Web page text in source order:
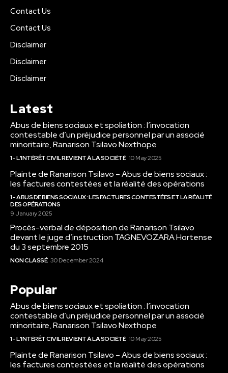
Contact Us
Contact Us
Disclaimer
Disclaimer
Disclaimer
Latest
Abus de biens sociaux et spoliation : l’invocation
contestable d’un préjudice personnel par un associé
minoritaire, Ranarison Tsilavo Nexthope
1 - L'INTÉRÊT CIVIL REVIENT À LA SOCIÉTÉ 10 May 2025
Plainte de Ranarison Tsilavo – Abus de biens sociaux :
les factures contestées et la réalité des opérations
1 - ABUS DE BIENS SOCIAUX : LES FACTURES CONTESTÉES ET LA RÉALITÉ
DES OPÉRATIONS
9 January 2025
Procès-verbal de déposition de Ranarison Tsilavo
devant le juge d’instruction TAGNEVOZARA Hortense
du 3 septembre 2015
NON CLASSÉ 30 December 2024
Popular
Abus de biens sociaux et spoliation : l’invocation
contestable d’un préjudice personnel par un associé
minoritaire, Ranarison Tsilavo Nexthope
1 - L'INTÉRÊT CIVIL REVIENT À LA SOCIÉTÉ 10 May 2025
Plainte de Ranarison Tsilavo – Abus de biens sociaux :
les factures contestées et la réalité des opérations